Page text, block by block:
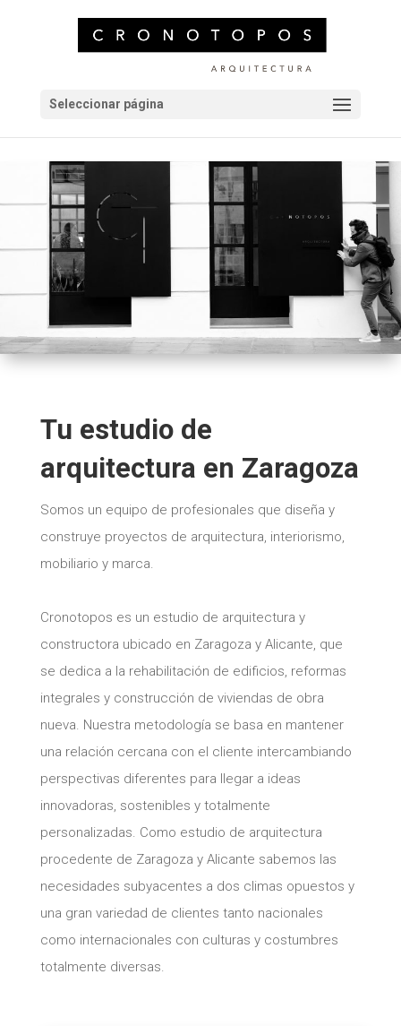
Seleccionar página
Tu estudio de
arquitectura en Zaragoza
Somos un equipo de profesionales que diseña y
construye proyectos de arquitectura, interiorismo,
mobiliario y marca.
Cronotopos es un estudio de arquitectura y
constructora ubicado en Zaragoza y Alicante, que
se dedica a la rehabilitación de edificios, reformas
integrales y construcción de viviendas de obra
nueva. Nuestra metodología se basa en mantener
una relación cercana con el cliente intercambiando
perspectivas diferentes para llegar a ideas
innovadoras, sostenibles y totalmente
personalizadas. Como estudio de arquitectura
procedente de Zaragoza y Alicante sabemos las
necesidades subyacentes a dos climas opuestos y
una gran variedad de clientes tanto nacionales
como internacionales con culturas y costumbres
totalmente diversas.